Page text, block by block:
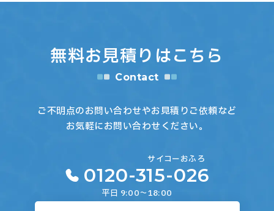
無料お見積りはこちら
Contact
ご不明点のお問い合わせやお見積りご依頼など
お気軽にお問い合わせください。
サイコーおふろ
0120-315-026
平日 9:00～18:00